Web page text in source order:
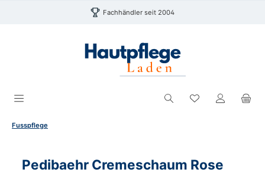
Zum Hauptinhalt springen Fachhändler seit 2004
Du hast 0
Fusspflege
Pedibaehr Cremeschaum Rose